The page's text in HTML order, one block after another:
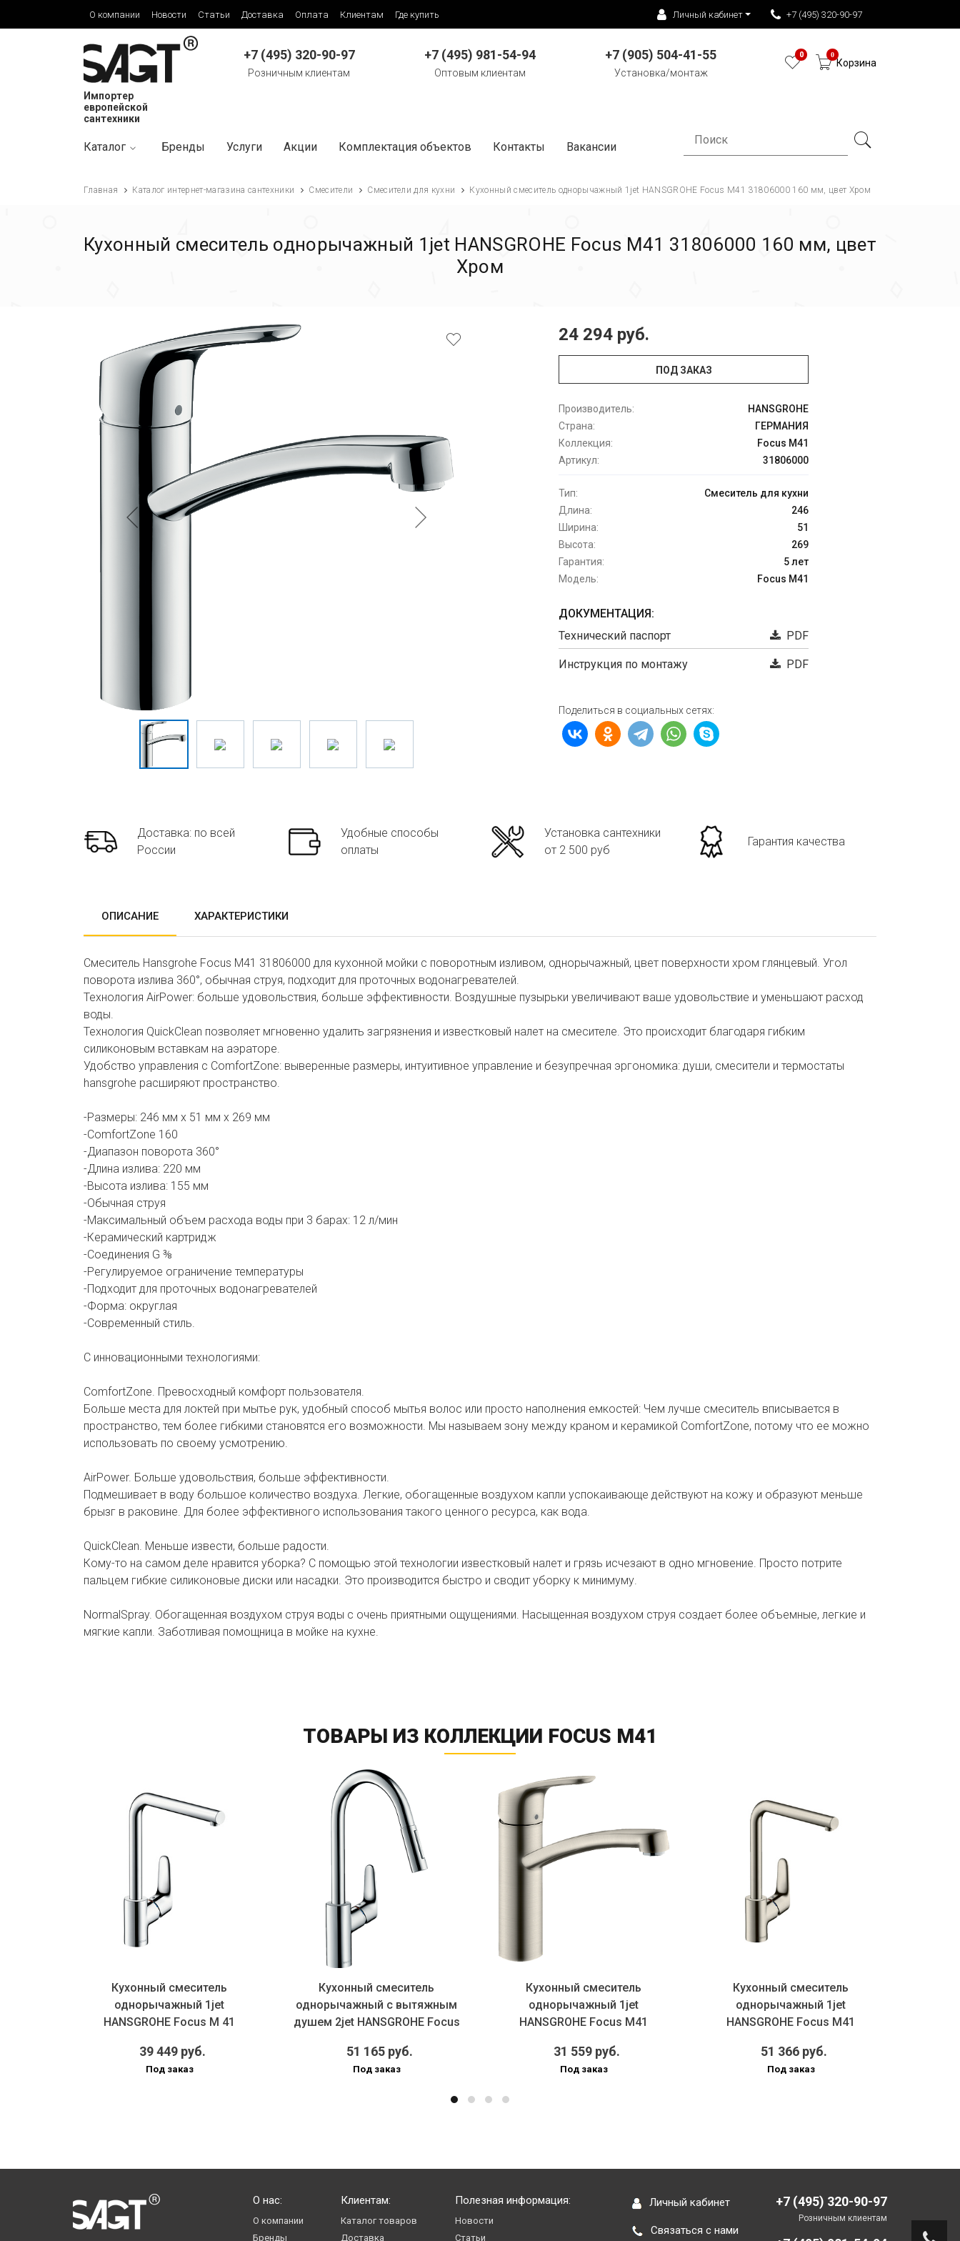
О компании Новости Статьи Доставка Оплата Клиентам Где купить Личный кабинет +7 (495) 320-90-97
Импортер
европейской
сантехники
+7 (495) 320-90-97
Розничным клиентам
+7 (495) 981-54-94
Оптовым клиентам
+7 (905) 504-41-55
Установка/монтаж
0 0
Корзина
Каталог Бренды Услуги Акции Комплектация объектов Контакты Вакансии
Главная Каталог интернет-магазина сантехники Смесители Смесители для кухни Кухонный смеситель однорычажный 1jet HANSGROHE Focus M41 31806000 160 мм, цвет Хром
Кухонный смеситель однорычажный 1jet HANSGROHE Focus M41 31806000 160 мм, цвет
Хром
24 294 руб.
ПОД ЗАКАЗ
Производитель:
HANSGROHE
Страна:
ГЕРМАНИЯ
Коллекция:
Focus M41
Артикул:
31806000
Тип:
Смеситель для кухни
Длина:
246
Ширина:
51
Высота:
269
Гарантия:
5 лет
Модель:
Focus M41
ДОКУМЕНТАЦИЯ:
Технический паспорт
PDF
Инструкция по монтажу PDF
Поделиться в социальных сетях:
Доставка: по всей
России
Удобные способы
оплаты
Установка сантехники
от 2 500 руб
Гарантия качества
ОПИСАНИЕ ХАРАКТЕРИСТИКИ
Смеситель Hansgrohe Focus M41 31806000 для кухонной мойки с поворотным изливом, однорычажный, цвет поверхности хром глянцевый. Угол
поворота излива 360°, обычная струя, подходит для проточных водонагревателей.
Технология AirPower: больше удовольствия, больше эффективности. Воздушные пузырьки увеличивают ваше удовольствие и уменьшают расход
воды.
Технология QuickClean позволяет мгновенно удалить загрязнения и известковый налет на смесителе. Это происходит благодаря гибким
силиконовым вставкам на аэраторе.
Удобство управления с ComfortZone: выверенные размеры, интуитивное управление и безупречная эргономика: души, смесители и термостаты
hansgrohe расширяют пространство.
-Размеры: 246 мм х 51 мм х 269 мм
-ComfortZone 160
-Диапазон поворота 360°
-Длина излива: 220 мм
-Высота излива: 155 мм
-Обычная струя
-Максимальный объем расхода воды при 3 барах: 12 л/мин
-Керамический картридж
-Соединения G ⅜
-Регулируемое ограничение температуры
-Подходит для проточных водонагревателей
-Форма: округлая
-Современный стиль.
С инновационными технологиями:
ComfortZone. Превосходный комфорт пользователя.
Больше места для локтей при мытье рук, удобный способ мытья волос или просто наполнения емкостей: Чем лучше смеситель вписывается в
пространство, тем более гибкими становятся его возможности. Мы называем зону между краном и керамикой ComfortZone, потому что ее можно
использовать по своему усмотрению.
AirPower. Больше удовольствия, больше эффективности.
Подмешивает в воду большое количество воздуха. Легкие, обогащенные воздухом капли успокаивающе действуют на кожу и образуют меньше
брызг в раковине. Для более эффективного использования такого ценного ресурса, как вода.
QuickClean. Меньше извести, больше радости.
Кому-то на самом деле нравится уборка? С помощью этой технологии известковый налет и грязь исчезают в одно мгновение. Просто потрите
пальцем гибкие силиконовые диски или насадки. Это производится быстро и сводит уборку к минимуму.
NormalSpray. Обогащенная воздухом струя воды с очень приятными ощущениями. Насыщенная воздухом струя создает более объемные, легкие и
мягкие капли. Заботливая помощница в мойке на кухне.
ТОВАРЫ ИЗ КОЛЛЕКЦИИ FOCUS M41
Кухонный смеситель
однорычажный 1jet
HANSGROHE Focus M 41
39 449 руб.
Под заказ
Кухонный смеситель
однорычажный с вытяжным
душем 2jet HANSGROHE Focus
51 165 руб.
Под заказ
Кухонный смеситель
однорычажный 1jet
HANSGROHE Focus M41
31 559 руб.
Под заказ
Кухонный смеситель
однорычажный 1jet
HANSGROHE Focus M41
51 366 руб.
Под заказ
О нас:
О компании
Бренды
Клиентам:
Каталог товаров
Доставка
Полезная информация:
Новости
Статьи
Личный кабинет
Связаться с нами
+7 (495) 320-90-97
Розничным клиентам